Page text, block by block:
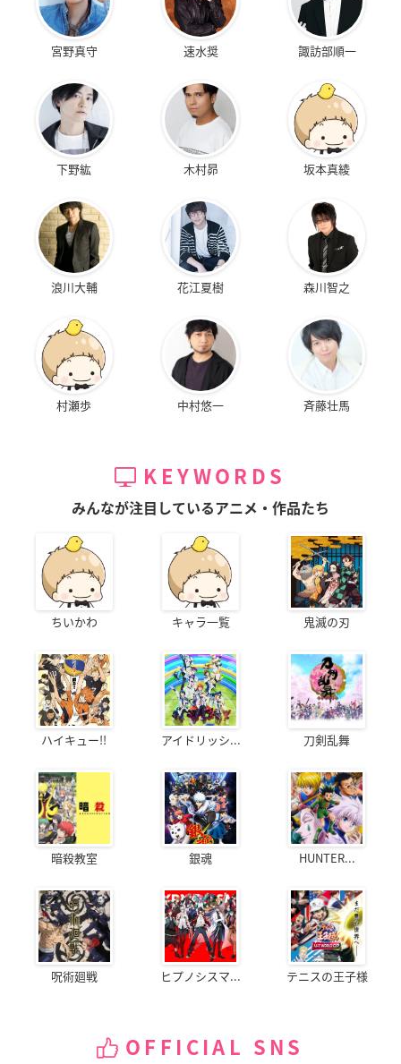
宮野真守 速水奨 諏訪部順一
下野紘 木村昴 坂本真綾
浪川大輔 花江夏樹 森川智之
村瀬歩 中村悠一 斉藤壮馬
KEYWORDS
みんなが注目しているアニメ・作品たち
ちいかわ キャラ一覧 鬼滅の刃
ハイキュー!! アイドリッシ... 刀剣乱舞
暗殺教室 銀魂 HUNTER...
呪術廻戦 ヒプノシスマ... テニスの王子様
OFFICIAL SNS